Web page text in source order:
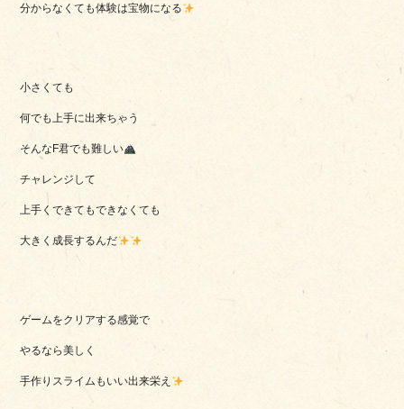
分からなくても体験は宝物になる
小さくても
何でも上手に出来ちゃう
そんなF君でも難しい
チャレンジして
上手くできてもできなくても
大きく成長するんだ
ゲームをクリアする感覚で
やるなら美しく
手作りスライムもいい出来栄え